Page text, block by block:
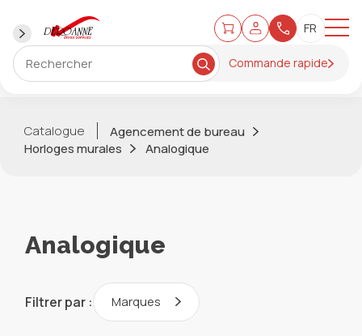
Commande rapide
Catalogue
Agencement de bureau
Horloges murales
Analogique
Analogique
Filtrer par : Marques